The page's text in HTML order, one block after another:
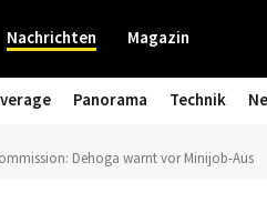
Nachrichten Magazin
Panorama Technik
Dehoga warnt vor Minijob-Aus